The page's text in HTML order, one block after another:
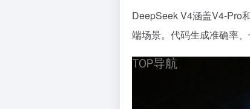
DeepSeek V4涵盖V4-Pro
端场景。代码生成准确率